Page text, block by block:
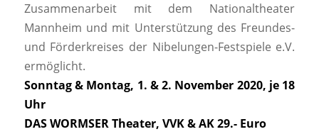
Zusammenarbeit mit dem Nationaltheater
Mannheim und mit Unterstützung des Freundes-
und Förderkreises der Nibelungen-Festspiele e.V.
ermöglicht.
Sonntag & Montag, 1. & 2. November 2020, je 18
Uhr
DAS WORMSER Theater, VVK & AK 29.- Euro